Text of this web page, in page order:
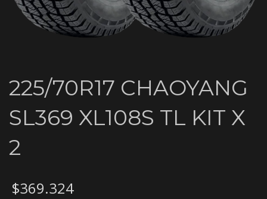
225/70R17 CHAOYANG
SL369 XL108S TL KIT X
2
$369.324